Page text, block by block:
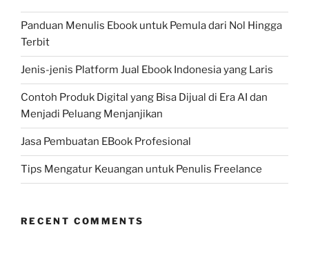
Panduan Menulis Ebook untuk Pemula dari Nol Hingga
Terbit
Jenis-jenis Platform Jual Ebook Indonesia yang Laris
Contoh Produk Digital yang Bisa Dijual di Era AI dan
Menjadi Peluang Menjanjikan
Jasa Pembuatan EBook Profesional
Tips Mengatur Keuangan untuk Penulis Freelance
RECENT COMMENTS